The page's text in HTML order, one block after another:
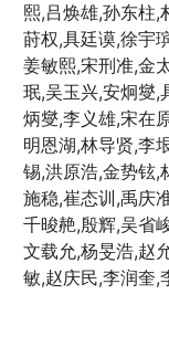
熙,吕焕雄,孙东柱,
莳权,具廷谟,徐宇
姜敏熙,宋刑准,金
珉,吴玉兴,安炯燮,
炳燮,李义雄,宋在
明恩湖,林导贤,李
锡,洪原浩,金势铉,
施稳,崔态训,禹庆
千晙赩,殷辉,吴省
文载允,杨旻浩,赵
敏,赵庆民,李润奎,